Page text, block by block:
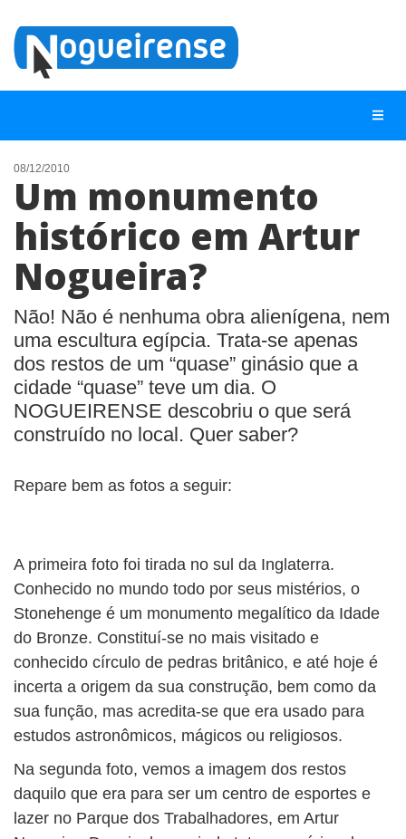
NOTÍCIAS
LISTA DIGITAL
TELEFONES ÚTEIS
QUEM SOMOS
ANUNCIE
BUSCAR
08/12/2010
Um monumento
histórico em Artur
Nogueira?
Não! Não é nenhuma obra alienígena, nem
uma escultura egípcia. Trata-se apenas
dos restos de um “quase” ginásio que a
cidade “quase” teve um dia. O
NOGUEIRENSE descobriu o que será
construído no local. Quer saber?
Repare bem as fotos a seguir:
A primeira foto foi tirada no sul da Inglaterra.
Conhecido no mundo todo por seus mistérios, o
Stonehenge é um monumento megalítico da Idade
do Bronze. Constituí-se no mais visitado e
conhecido círculo de pedras britânico, e até hoje é
incerta a origem da sua construção, bem como da
sua função, mas acredita-se que era usado para
estudos astronômicos, mágicos ou religiosos.
Na segunda foto, vemos a imagem dos restos
daquilo que era para ser um centro de esportes e
lazer no Parque dos Trabalhadores, em Artur